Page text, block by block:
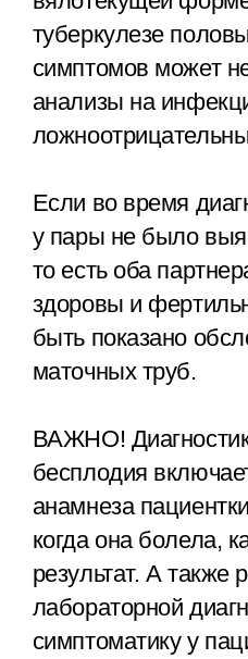
туберкулезе
симптомов может
анализы на
Если во время
у пары не было
то есть оба
здоровы и
быть показано
маточных труб.
ВАЖНО!
бесплодия
анамнеза
когда она болела,
результат. А также
лабораторной
симптоматику у